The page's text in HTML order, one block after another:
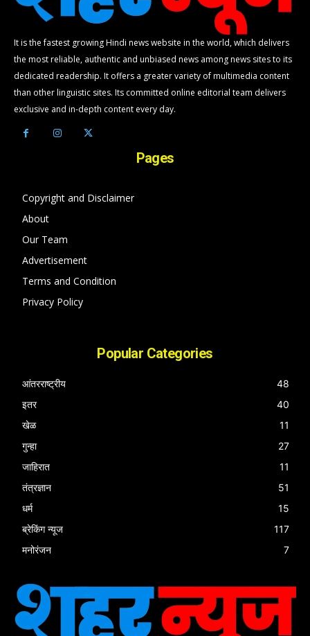
It is the fastest growing Hindi news website in the world, which delivers
the most reliable, authentic and unbiased news among news sites to its
dedicated readership. It offers a greater variety of multimedia content
than other linguistic sites. Its committed online editorial team delivers
exclusive and in-depth content every day.
Pages
Copyright and Disclaimer
About
Our Team
Advertisement
Terms and Condition
Privacy Policy
Popular Categories
आंतरराष्ट्रीय
48
इतर
40
खेळ
11
गुन्हा
27
जाहिरात
11
तंत्रज्ञान
51
धर्म
15
ब्रेकिंग न्यूज
117
मनोरंजन
7